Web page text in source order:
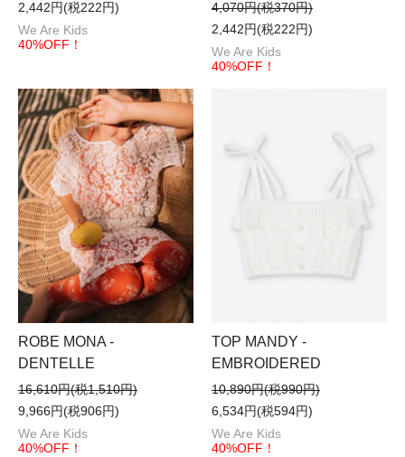
2,442円(税222円)
We Are Kids
40%OFF！
4,070円(税370円)
2,442円(税222円)
We Are Kids
40%OFF！
ROBE MONA -
DENTELLE
16,610円(税1,510円)
9,966円(税906円)
We Are Kids
40%OFF！
TOP MANDY -
EMBROIDERED
10,890円(税990円)
6,534円(税594円)
We Are Kids
40%OFF！